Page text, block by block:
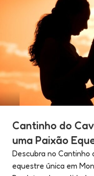
Cantinho do
uma Paixão
Descubra no Cantinho
equestre única em